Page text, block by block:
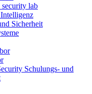
lab
Sicherheit
Schulungs- und